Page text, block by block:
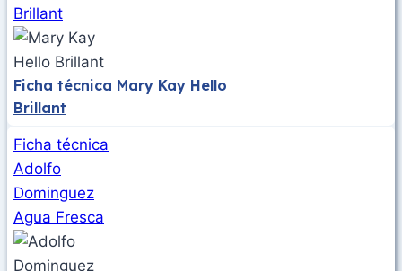
Brillant
Ficha técnica Mary Kay Hello
Brillant
Ficha técnica
Adolfo
Dominguez
Agua Fresca